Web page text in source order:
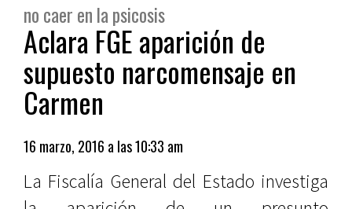
no caer en la psicosis
Aclara FGE aparición de
supuesto narcomensaje en
Carmen
16 marzo, 2016 a las 10:33 am
La Fiscalía General del Estado investiga